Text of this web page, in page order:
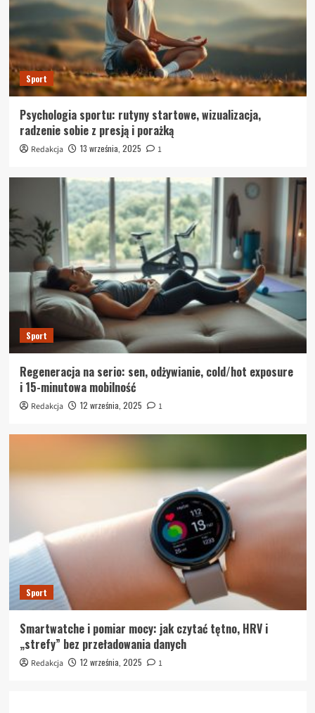
Sport
Psychologia sportu: rutyny startowe, wizualizacja,
radzenie sobie z presją i porażką
Redakcja 13 września, 2025 1
Sport
Regeneracja na serio: sen, odżywianie, cold/hot exposure
i 15-minutowa mobilność
Redakcja 12 września, 2025 1
Sport
Smartwatche i pomiar mocy: jak czytać tętno, HRV i
„strefy” bez przeładowania danych
Redakcja 12 września, 2025 1